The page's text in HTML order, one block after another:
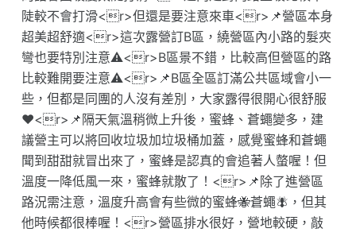
陡較不會打滑<r>但還是要注意來車<r>📌營區本身
超美超舒適<r>這次露營訂B區，繞營區內小路的髮夾
彎也要特別注意⚠️<r>B區景不錯，比較高但營區的路
比較難開要注意⚠️<r>📌B區全區訂滿公共區域會小一
些，但都是同團的人沒有差別，大家露得很開心很舒服
❤️<r>📌隔天氣溫稍微上升後，蜜蜂、蒼蠅變多，建
議營主可以將回收垃圾加垃圾桶加蓋，感覺蜜蜂和蒼蠅
聞到甜甜就冒出來了，蜜蜂是認真的會追著人螫喔！但
溫度一降低風一來，蜜蜂就散了！<r>📌除了進營區
路況需注意，溫度升高會有些微的蜜蜂🐝蒼蠅🪰，但其
他時候都很棒喔！<r>營區排水很好，營地較硬，敲